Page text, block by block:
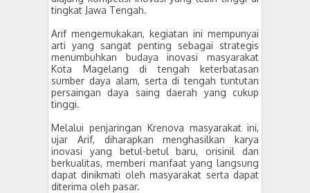
tingkat Jawa Tengah.
Arif mengemukakan, kegiatan ini mempunyai
arti yang sangat penting sebagai strategis
menumbuhkan budaya inovasi masyarakat
Kota Magelang di tengah keterbatasan
sumber daya alam, serta di tengah tuntutan
persaingan daya saing daerah yang cukup
tinggi.
Melalui penjaringan Krenova masyarakat ini,
ujar Arif, diharapkan menghasilkan karya
inovasi yang betul-betul baru, orisinil dan
berkualitas, memberi manfaat yang langsung
dapat dinikmati oleh masyarakat serta dapat
diterima oleh pasar.